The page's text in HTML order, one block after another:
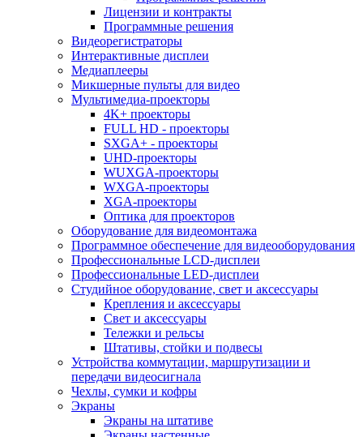
Лицензии и контракты
Программные решения
Видеорегистраторы
Интерактивные дисплеи
Медиаплееры
Микшерные пульты для видео
Мультимедиа-проекторы
4K+ проекторы
FULL HD - проекторы
SXGA+ - проекторы
UHD-проекторы
WUXGA-проекторы
WXGA-проекторы
XGA-проекторы
Оптика для проекторов
Оборудование для видеомонтажа
Программное обеспечение для видеооборудования
Профессиональные LCD-дисплеи
Профессиональные LED-дисплеи
Студийное оборудование, свет и аксессуары
Крепления и аксессуары
Свет и аксессуары
Тележки и рельсы
Штативы, стойки и подвесы
Устройства коммутации, маршрутизации и
передачи видеосигнала
Чехлы, сумки и кофры
Экраны
Экраны на штативе